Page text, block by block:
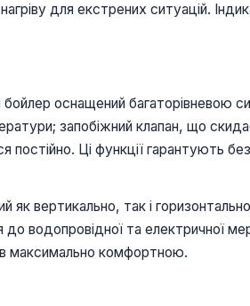
для екстрених ситуацій.
оснащений багаторівневою
запобіжний клапан, що
Ці функції гарантують
як вертикально, так і
до водопровідної та електричної
максимально комфортною.